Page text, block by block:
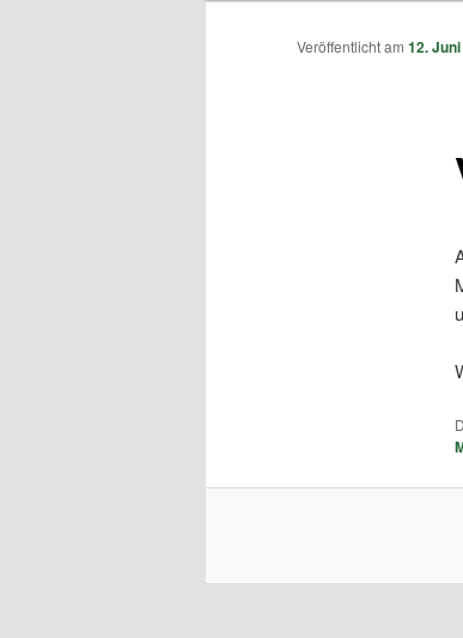
Inhalt
Veröffentlicht am 12.